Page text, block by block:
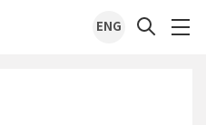
ENG